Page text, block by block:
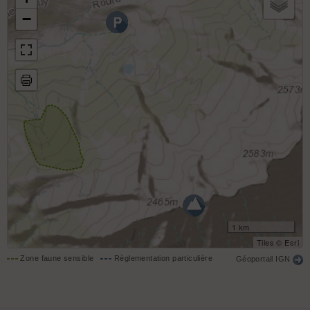
−
1 km
Tiles © Esri
Zone faune sensible Règlementation particulière Géoportail IGN